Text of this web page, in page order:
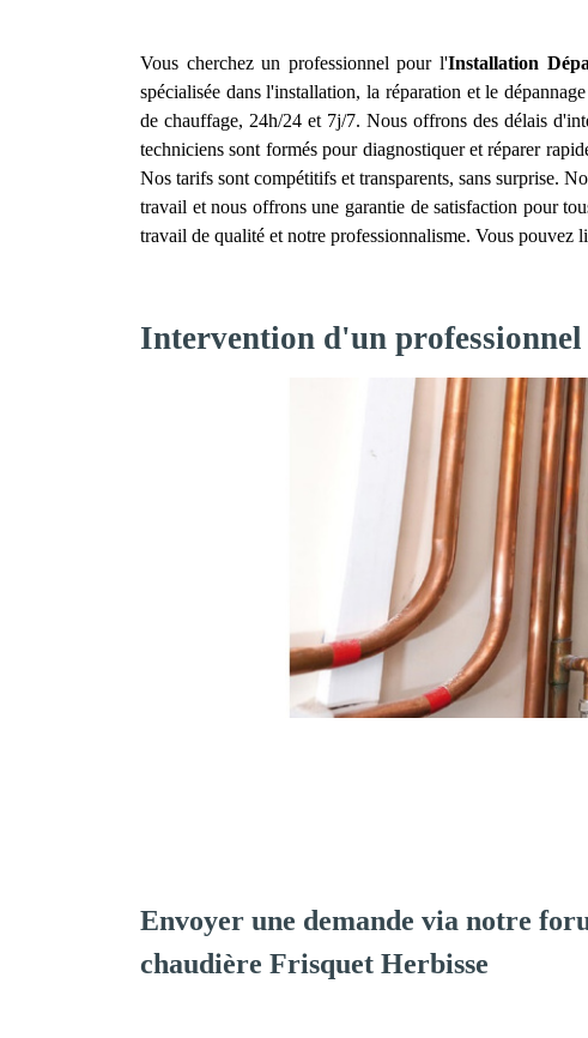
Vous cherchez un professionnel pour l'Installation
spécialisée dans l'installation, la réparation et le
de chauffage, 24h/24 et 7j/7. Nous offrons des délais
techniciens sont formés pour diagnostiquer et réparer
Nos tarifs sont compétitifs et transparents, sans surprise.
travail et nous offrons une garantie de satisfaction pour
travail de qualité et notre professionnalisme. Vous pouvez
Intervention d'un
Envoyer une demande via notre
chaudière Frisquet Herbisse